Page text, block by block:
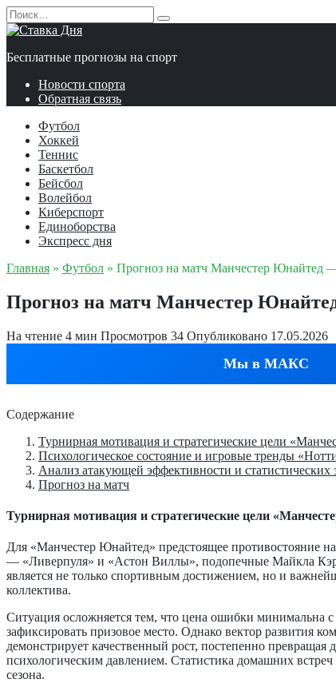
Перейти
к
содержанию
Search
for:
Бесплатные прогнозы на спорт
Новости спорта
Обратная связь
Футбол
Хоккей
Теннис
Баскетбол
Бейсбол
Волейбол
Киберспорт
Единоборства
Экспресс дня
Главная » Футбол » Прогноз на матч Манчестер Юнайтед
Прогноз на матч Манчестер
На чтение 4 мин Просмотров 34 Опубликовано 17.05.2026
Мы в МАКС
Содержание
Турнирная мотивация и стратегические цели
Психологическое состояние и игровые тренды
Анализ атакующей эффективности и статистических
Прогноз на матч
Турнирная мотивация и стратегические цели
Для «Манчестер Юнайтед» предстоящее противостояние
— «Ливерпуля» и «Астон Виллы», подопечные Майкла
является не только спортивным достижением, но и
коллектива.
Ситуация осложняется тем, что цена ошибки минимальна
зафиксировать призовое место. Однако вектор развития
демонстрирует качественный рост, постепенно
психологическим давлением. Статистика домашних
сезона.